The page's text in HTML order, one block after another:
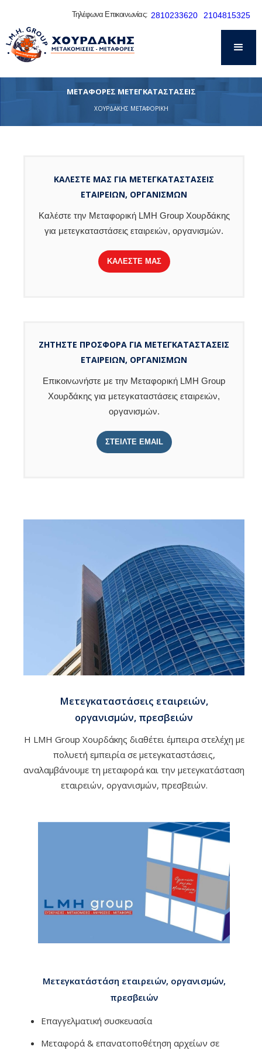
Τηλέφωνα Επικοινωνίας: 2810233620 2104815325
ΜΕΤΑΦΟΡΕΣ ΜΕΤΕΓΚΑΤΑΣΤΑΣΕΙΣ
ΧΟΥΡΔΑΚΗΣ ΜΕΤΑΦΟΡΙΚΗ
ΚΑΛΕΣΤΕ ΜΑΣ ΓΙΑ ΜΕΤΕΓΚΑΤΑΣΤΑΣΕΙΣ
ΕΤΑΙΡΕΙΩΝ, ΟΡΓΑΝΙΣΜΩΝ
Καλέστε την Μεταφορική LMH Group Χουρδάκης
για μετεγκαταστάσεις εταιρειών, οργανισμών.
ΚΑΛΕΣΤΕ ΜΑΣ
ΖΗΤΗΣΤΕ ΠΡΟΣΦΟΡΑ ΓΙΑ ΜΕΤΕΓΚΑΤΑΣΤΑΣΕΙΣ
ΕΤΑΙΡΕΙΩΝ, ΟΡΓΑΝΙΣΜΩΝ
Επικοινωνήστε με την Μεταφορική LMH Group
Χουρδάκης για μετεγκαταστάσεις εταιρειών,
οργανισμών.
ΣΤΕΙΛΤΕ EMAIL
Mετεγκαταστάσεις εταιρειών,
οργανισμών, πρεσβειών
Η LMH Group Χουρδάκης διαθέτει έμπειρα στελέχη με
πολυετή εμπειρία σε μετεγκαταστάσεις,
αναλαμβάνουμε τη μεταφορά και την μετεγκατάσταση
εταιρειών, οργανισμών, πρεσβειών.
Μετεγκατάστάση εταιρειών, οργανισμών,
πρεσβειών
Επαγγελματική συσκευασία
Μεταφορά & επανατοποθέτηση αρχείων σε